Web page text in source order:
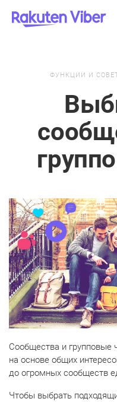
ФУНКЦИИ И
Сообщества и
на основе общих
до огромных сообществ
Чтобы выбрать